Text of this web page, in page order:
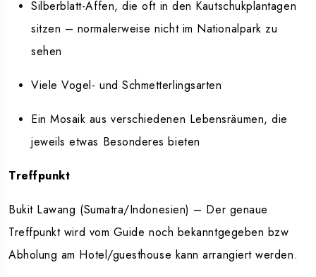
Silberblatt-Affen, die oft in den Kautschukplantagen
sitzen – normalerweise nicht im Nationalpark zu
sehen
Viele Vogel- und Schmetterlingsarten
Ein Mosaik aus verschiedenen Lebensräumen, die
jeweils etwas Besonderes bieten
Treffpunkt
Bukit Lawang (Sumatra/Indonesien) – Der genaue
Treffpunkt wird vom Guide noch bekanntgegeben bzw
Abholung am Hotel/guesthouse kann arrangiert werden.